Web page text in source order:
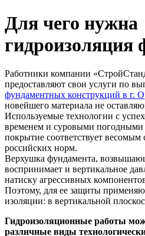
Для чего нужна
гидроизоляция
Работники компании
предоставляют свои услуги по
фундаментных конструкций в г.
новейшего материала не
Используемые технологии с
временем и суровыми
покрытие соответствует
российских норм.
Верхушка фундамента,
воспринимает и вертикальное
натиску агрессивных
Поэтому, для ее защиты
изоляции: в вертикальной
Гидроизоляционные работы
различные виды